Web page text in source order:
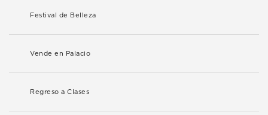
Festival de Belleza
Vende en Palacio
Regreso a Clases